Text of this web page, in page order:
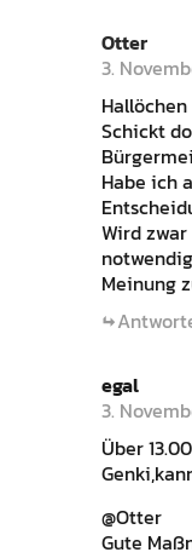
Otter
3.
Hallöchen
Schickt
Habe ich
Wird
Meinung
egal
3.
Über
@Otter
Gute